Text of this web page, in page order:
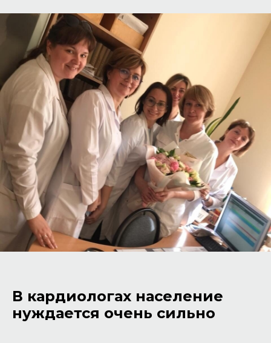
В кардиологах население
нуждается очень сильно